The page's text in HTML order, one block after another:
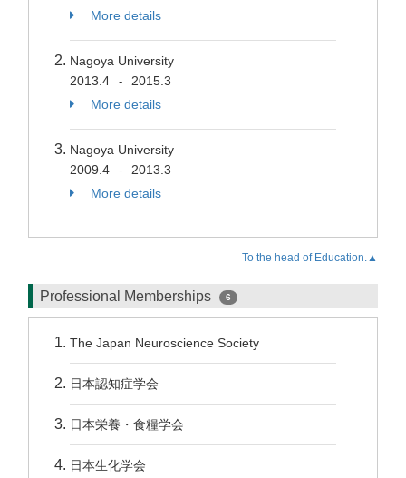
More details
Nagoya University
2013.4
-
2015.3
More details
Nagoya University
2009.4
-
2013.3
More details
To the head of Education.▲
Professional Memberships 6
The Japan Neuroscience Society
日本認知症学会
日本栄養・食糧学会
日本生化学会